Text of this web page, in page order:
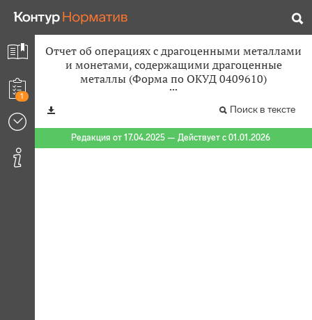
1
Отчет об операциях с драгоценными металлами
и монетами, содержащими драгоценные
металлы (Форма по ОКУД 0409610)
Поиск в тексте
Редакция от 17.04.2025 — Действует с 01.01.2026